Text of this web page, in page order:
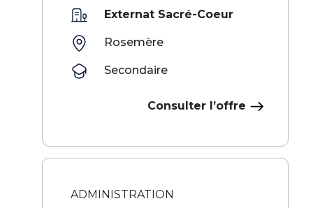
Externat Sacré-Coeur
Rosemère
Secondaire
Consulter l’offre
ADMINISTRATION